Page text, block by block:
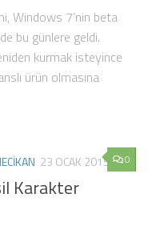
Windows 7’nin beta
bu günlere geldi.
kurmak isteyince
ürün olmasına
0
23 OCAK 2015
Karakter